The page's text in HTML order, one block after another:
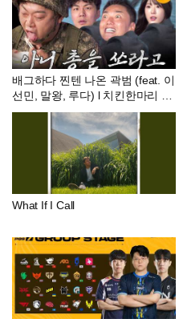
배그하다 찐텐 나온 곽범 (feat. 이
선민, 말왕, 루다) l 치킨한마리 e
p.02
What If I Call